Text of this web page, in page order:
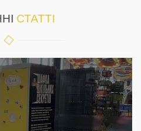
СТАТТІ